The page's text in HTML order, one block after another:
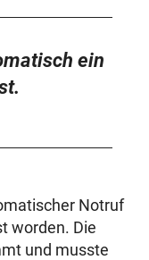
ein
Notruf
worden. Die
und musste